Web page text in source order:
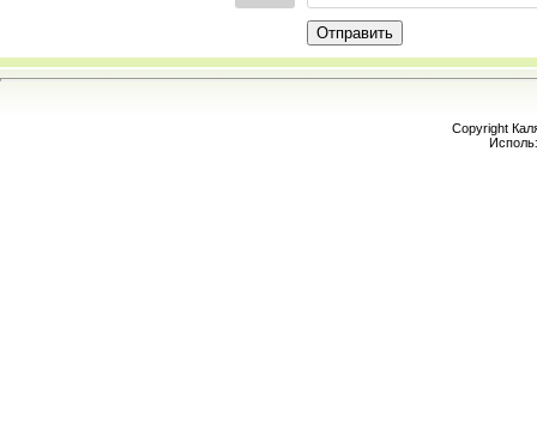
Отправить
Copyright